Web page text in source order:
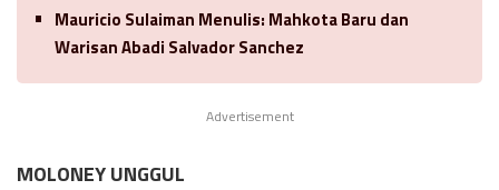
Mauricio Sulaiman Menulis: Mahkota Baru dan
Warisan Abadi Salvador Sanchez
Advertisement
MOLONEY UNGGUL